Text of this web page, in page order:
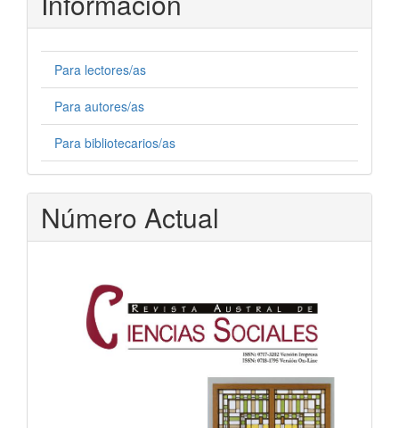
Para lectores/as
Para autores/as
Para bibliotecarios/as
Número Actual